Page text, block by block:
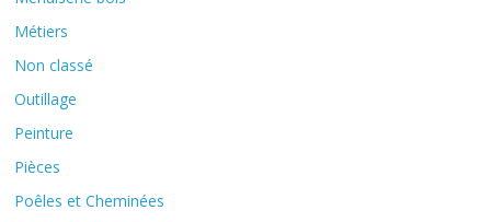
Métiers
Non classé
Outillage
Peinture
Pièces
Poêles et Cheminées